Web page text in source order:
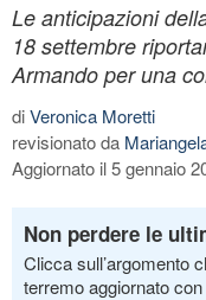
Le anticipazioni
18 settembre
Armando per una
diVeronica Moretti
revisionato da
Aggiornato il 5 gennaio
Non perdere le
Clicca sull’argomento
terremo aggiornato